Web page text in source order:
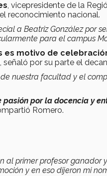
, vicepresidente de la
reconocimiento nacional.
a Beatriz González por
para el campus
es motivo de
por su parte el
de nuestra facultad y el
pasión por la docencia y
Romero.
al primer profesor
y en eso dijeron mi